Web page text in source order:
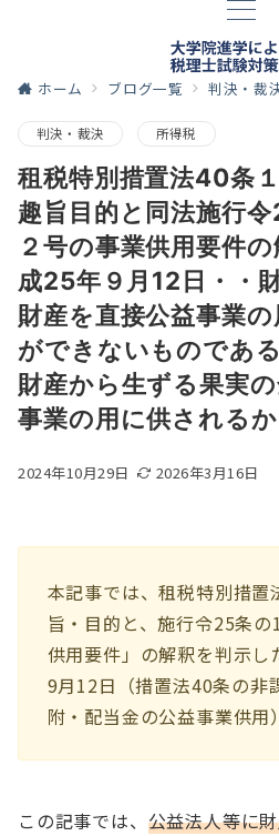
ホーム ブログ一覧 判決・裁
判決・裁決 所得税
租税特別措置法40条
趣旨目的と同法施行
２号の事業供用要件
成25年９月12日・・
財産を直接公益事業
ができないものであ
財産から生ずる果実
事業の用に供されるか
2024年10月29日 2026年3月16日
本記事では、租税特別措置
旨・目的と、施行令25条
供用要件」の解釈を判示し
9月12日（措置法40条の非
附・配当金の公益事業供用
この記事では、 公益法人等に